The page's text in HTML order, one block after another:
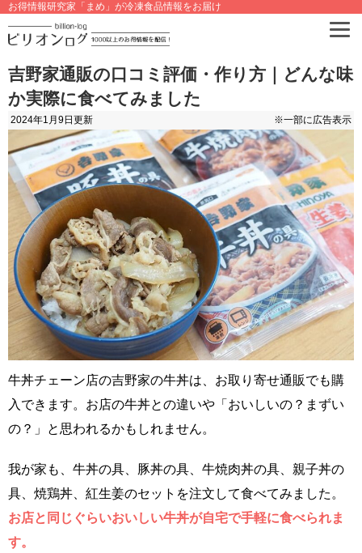
お得情報研究家「まめ」が冷凍食品情報をお届け
吉野家通販の口コミ評価・作り方｜どんな味
か実際に食べてみました
2024年1月9日 更新 ※一部に広告表示
牛丼チェーン店の吉野家の牛丼は、お取り寄せ通販でも購
入できます。お店の牛丼との違いや「おいしいの？まずい
の？」と思われるかもしれません。
我が家も、牛丼の具、豚丼の具、牛焼肉丼の具、親子丼の
具、焼鶏丼、紅生姜のセットを注文して食べてみました。
お店と同じぐらいおいしい牛丼が自宅で手軽に食べられま
す。